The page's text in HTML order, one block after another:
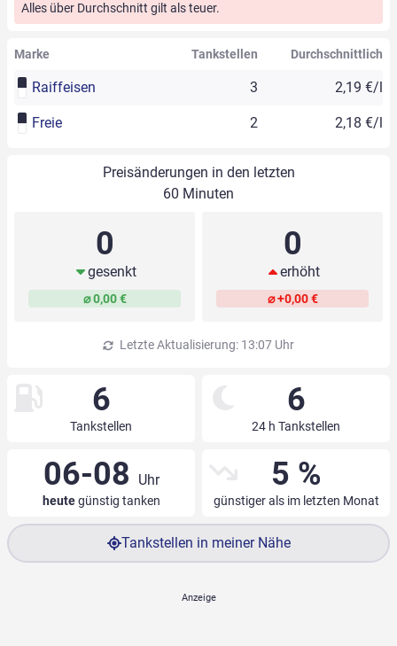
Alles über Durchschnitt gilt als teuer.
Marke Tankstellen Durchschnittlich
Raiffeisen 3 2,19 €/l
Freie 2 2,18 €/l
Preisänderungen in den letzten
60 Minuten
0
gesenkt
⌀ 0,00 €
0
erhöht
⌀ +0,00 €
Letzte Aktualisierung: 13:07 Uhr
6
Tankstellen
6
24 h Tankstellen
06-08 Uhr
heutegünstig tanken
5 %
günstiger als im letzten Monat
Tankstellen in meiner Nähe